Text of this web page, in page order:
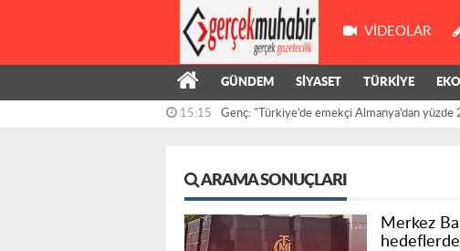
VIDEOLAR
GÜNDEM SİYASET TÜRKİYE
15:15 Genç: "Türkiye’de emekçi Almanya’dan yüzde
reddedildi
ARAMA SONUÇLARI
Merkez
hedeflerde